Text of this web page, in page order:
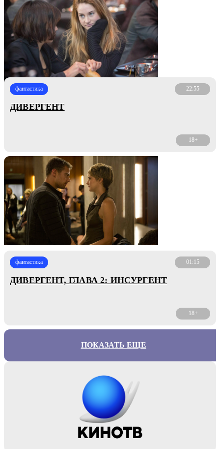
фантастика 22:55
ДИВЕРГЕНТ
18+
фантастика 01:15
ДИВЕРГЕНТ, ГЛАВА 2: ИНСУРГЕНТ
18+
ПОКАЗАТЬ ЕЩЕ